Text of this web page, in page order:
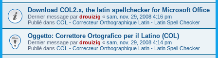
Download COL2.x, the latin spellchecker for Microsoft Office
Dernier message par drouizig « sam. nov. 29, 2008 4:16 pm
Publié dans COL - Correcteur Orthographique Latin - Latin Spell Checker
Oggetto: Correttore Ortografico per il Latino (COL)
Dernier message par drouizig « sam. nov. 29, 2008 4:14 pm
Publié dans COL - Correcteur Orthographique Latin - Latin Spell Checker